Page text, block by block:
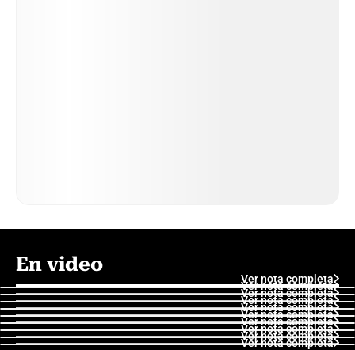
En video
Ver nota completa
Ver nota completa
Ver nota completa
Ver nota completa
Ver nota completa
Ver nota completa
Ver nota completa
Ver nota completa
Ver nota completa
Ver nota completa